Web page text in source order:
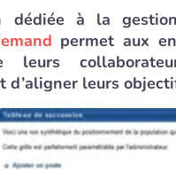
dédiée à la
permet aux
leurs
d’aligner leurs